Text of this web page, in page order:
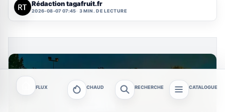
Rédaction tagafruit.fr
2026-08-07 07:45 3 MIN. DE LECTURE
FLUX CHAUD RECHERCHE CATALOGUE